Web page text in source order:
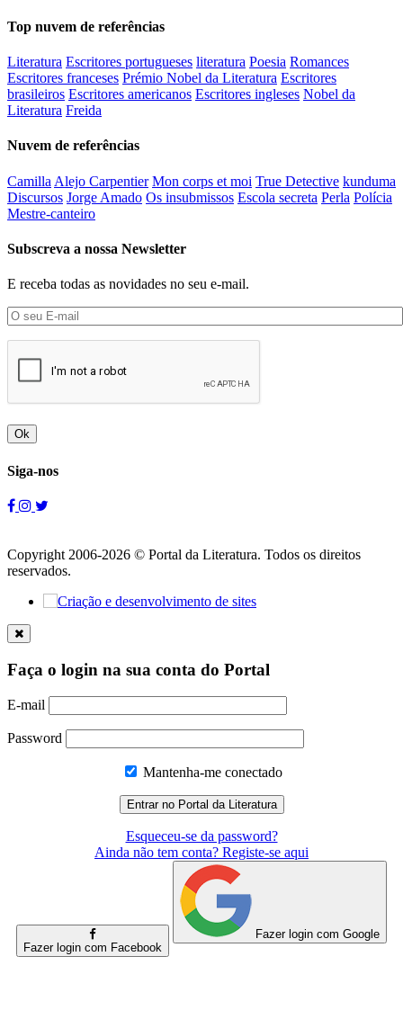
Top nuvem de referências
Literatura Escritores portugueses literatura Poesia Romances
Escritores franceses Prémio Nobel da Literatura Escritores
brasileiros Escritores americanos Escritores ingleses Nobel da
Literatura Freida
Nuvem de referências
Camilla Alejo Carpentier Mon corps et moi True Detective kunduma
Discursos Jorge Amado Os insubmissos Escola secreta Perla Polícia
Mestre-canteiro
Subscreva a nossa Newsletter
E receba todas as novidades no seu e-mail.
Ok
Siga-nos
Copyright 2006-2026 © Portal da Literatura. Todos os direitos
reservados.
Faça o login na sua conta do Portal
E-mail
Password
Mantenha-me conectado
Esqueceu-se da password?
Ainda não tem conta? Registe-se aqui
Fazer login com Facebook
Fazer login com Google